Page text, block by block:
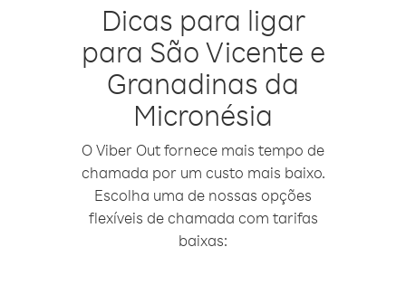
Dicas para ligar
para São Vicente e
Granadinas da
Micronésia
O Viber Out fornece mais tempo de
chamada por um custo mais baixo.
Escolha uma de nossas opções
flexíveis de chamada com tarifas
baixas: